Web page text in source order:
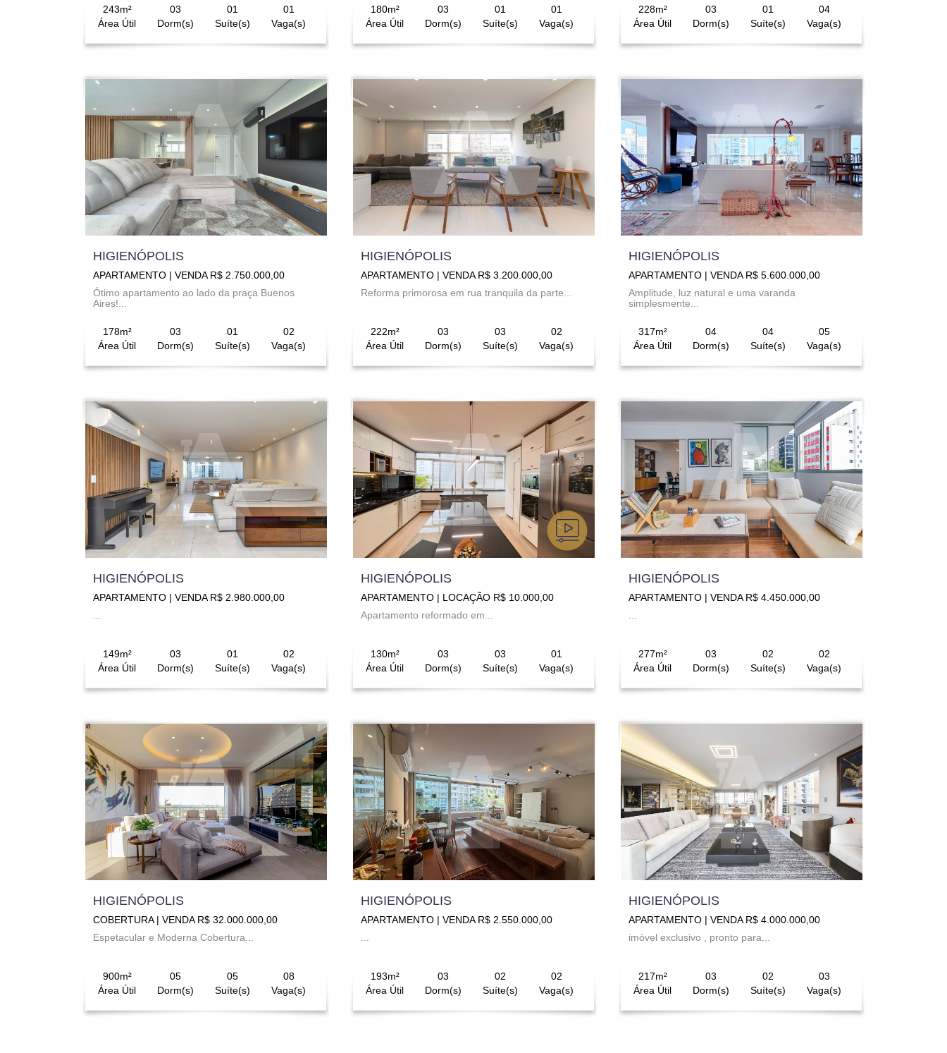
243m²
Área Útil
03
Dorm(s)
01
Suíte(s)
01
Vaga(s)
180m²
Área Útil
03
Dorm(s)
01
Suíte(s)
01
Vaga(s)
228m²
Área Útil
03
Dorm(s)
01
Suíte(s)
04
Vaga(s)
HIGIENÓPOLIS
APARTAMENTO | VENDA R$ 2.750.000,00
Ótimo apartamento ao lado da praça Buenos
Aires!...
178m²
Área Útil
03
Dorm(s)
01
Suíte(s)
02
Vaga(s)
HIGIENÓPOLIS
APARTAMENTO | VENDA R$ 3.200.000,00
Reforma primorosa em rua tranquila da parte...
222m²
Área Útil
03
Dorm(s)
03
Suíte(s)
02
Vaga(s)
HIGIENÓPOLIS
APARTAMENTO | VENDA R$ 5.600.000,00
Amplitude, luz natural e uma varanda
simplesmente...
317m²
Área Útil
04
Dorm(s)
04
Suíte(s)
05
Vaga(s)
HIGIENÓPOLIS
APARTAMENTO | VENDA R$ 2.980.000,00
149m²
Área Útil
03
Dorm(s)
01
Suíte(s)
02
Vaga(s)
HIGIENÓPOLIS
APARTAMENTO | LOCAÇÃO R$ 10.000,00
Apartamento reformado em...
130m²
Área Útil
03
Dorm(s)
03
Suíte(s)
01
Vaga(s)
HIGIENÓPOLIS
APARTAMENTO | VENDA R$ 4.450.000,00
277m²
Área Útil
03
Dorm(s)
02
Suíte(s)
02
Vaga(s)
HIGIENÓPOLIS
COBERTURA | VENDA R$ 32.000.000,00
Espetacular e Moderna Cobertura...
900m²
Área Útil
05
Dorm(s)
05
Suíte(s)
08
Vaga(s)
HIGIENÓPOLIS
APARTAMENTO | VENDA R$ 2.550.000,00
193m²
Área Útil
03
Dorm(s)
02
Suíte(s)
02
Vaga(s)
HIGIENÓPOLIS
APARTAMENTO | VENDA R$ 4.000.000,00
imóvel exclusivo , pronto para...
217m²
Área Útil
03
Dorm(s)
02
Suíte(s)
03
Vaga(s)